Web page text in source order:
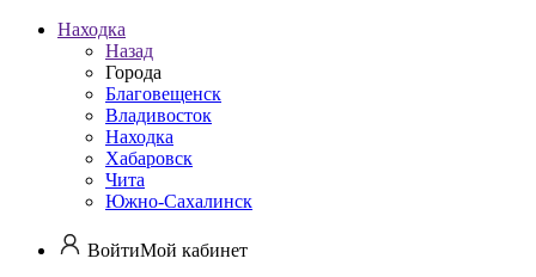
Находка
Назад
Города
Благовещенск
Владивосток
Находка
Хабаровск
Чита
Южно-Сахалинск
ВойтиМой кабинет